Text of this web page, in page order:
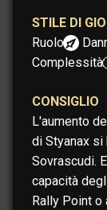
STILE DI
Ruolo:
Complessità:
CONSIGLIO
L'aumento
di Styanax
Sovrascudi.
capacità
Rally Point